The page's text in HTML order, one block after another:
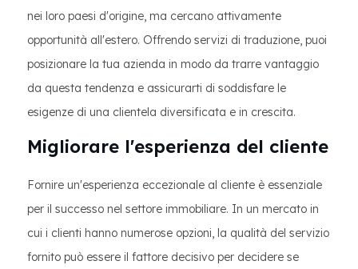
nei loro paesi d'origine, ma cercano attivamente
opportunità all'estero. Offrendo servizi di traduzione, puoi
posizionare la tua azienda in modo da trarre vantaggio
da questa tendenza e assicurarti di soddisfare le
esigenze di una clientela diversificata e in crescita.
Migliorare l'esperienza del cliente
Fornire un'esperienza eccezionale al cliente è essenziale
per il successo nel settore immobiliare. In un mercato in
cui i clienti hanno numerose opzioni, la qualità del servizio
fornito può essere il fattore decisivo per decidere se